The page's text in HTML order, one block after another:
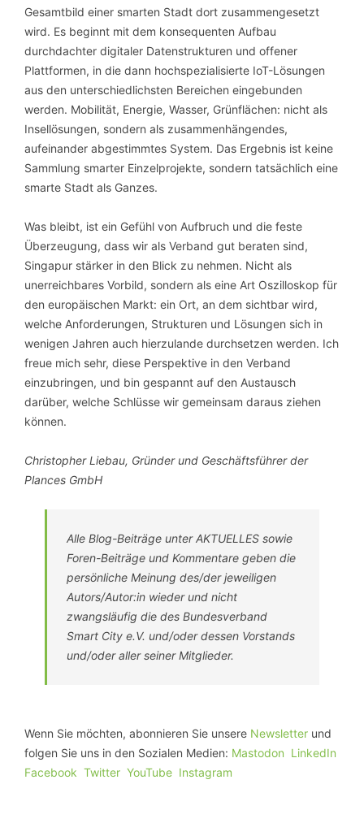
Gesamtbild einer smarten Stadt dort zusammengesetzt
wird. Es beginnt mit dem konsequenten Aufbau
durchdachter digitaler Datenstrukturen und offener
Plattformen, in die dann hochspezialisierte IoT-Lösungen
aus den unterschiedlichsten Bereichen eingebunden
werden. Mobilität, Energie, Wasser, Grünflächen: nicht als
Insellösungen, sondern als zusammenhängendes,
aufeinander abgestimmtes System. Das Ergebnis ist keine
Sammlung smarter Einzelprojekte, sondern tatsächlich eine
smarte Stadt als Ganzes.
Was bleibt, ist ein Gefühl von Aufbruch und die feste
Überzeugung, dass wir als Verband gut beraten sind,
Singapur stärker in den Blick zu nehmen. Nicht als
unerreichbares Vorbild, sondern als eine Art Oszilloskop für
den europäischen Markt: ein Ort, an dem sichtbar wird,
welche Anforderungen, Strukturen und Lösungen sich in
wenigen Jahren auch hierzulande durchsetzen werden. Ich
freue mich sehr, diese Perspektive in den Verband
einzubringen, und bin gespannt auf den Austausch
darüber, welche Schlüsse wir gemeinsam daraus ziehen
können.
Christopher Liebau, Gründer und Geschäftsführer der
Plances GmbH
Alle Blog-Beiträge unter AKTUELLES sowie
Foren-Beiträge und Kommentare geben die
persönliche Meinung des/der jeweiligen
Autors/Autor:in wieder und nicht
zwangsläufig die des Bundesverband
Smart City e.V. und/oder dessen Vorstands
und/oder aller seiner Mitglieder.
Wenn Sie möchten, abonnieren Sie unsere Newsletter und
folgen Sie uns in den Sozialen Medien: Mastodon LinkedIn
Facebook Twitter YouTube Instagram